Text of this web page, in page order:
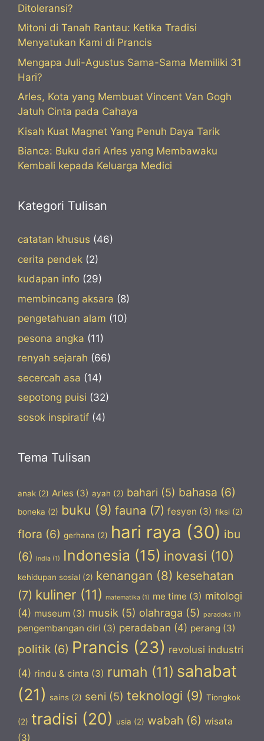
Ditoleransi?
Mitoni di Tanah Rantau: Ketika Tradisi
Menyatukan Kami di Prancis
Mengapa Juli-Agustus Sama-Sama Memiliki 31
Hari?
Arles, Kota yang Membuat Vincent Van Gogh
Jatuh Cinta pada Cahaya
Kisah Kuat Magnet Yang Penuh Daya Tarik
Bianca: Buku dari Arles yang Membawaku
Kembali kepada Keluarga Medici
Kategori Tulisan
catatan khusus (46)
cerita pendek (2)
kudapan info (29)
membincang aksara (8)
pengetahuan alam (10)
pesona angka (11)
renyah sejarah (66)
secercah asa (14)
sepotong puisi (32)
sosok inspiratif (4)
Tema Tulisan
anak (2) Arles (3) ayah (2) bahari (5) bahasa (6)
boneka (2) buku (9) fauna (7) fesyen (3) fiksi (2)
flora (6) gerhana (2) hari raya (30) ibu
(6)
India (1) Indonesia (15) inovasi (10)
kehidupan sosial (2) kenangan (8) kesehatan
(7) kuliner (11) matematika (1) me time (3) mitologi
(4) museum (3) musik (5) olahraga (5) paradoks (1)
pengembangan diri (3) peradaban (4) perang (3)
politik (6) Prancis (23) revolusi industri
(4) rindu & cinta (3) rumah (11) sahabat
(21) sains (2) seni (5) teknologi (9) Tiongkok
(2) tradisi (20) usia (2) wabah (6) wisata
(3)